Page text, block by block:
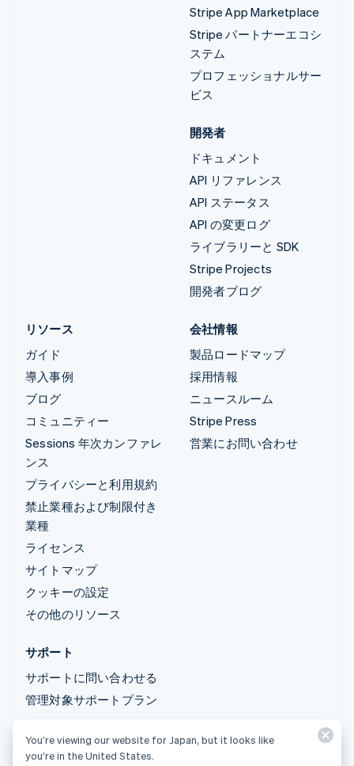
Stripe App Marketplace
Stripe パートナーエコシ
ステム
プロフェッショナルサー
ビス
開発者
ドキュメント
API リファレンス
API ステータス
API の変更ログ
ライブラリーと SDK
Stripe Projects
開発者ブログ
リソース
ガイド
導入事例
ブログ
コミュニティー
Sessions 年次カンファレ
ンス
プライバシーと利用規約
禁止業種および制限付き
業種
ライセンス
サイトマップ
クッキーの設定
その他のリソース
会社情報
製品ロードマップ
採用情報
ニュースルーム
Stripe Press
営業にお問い合わせ
サポート
サポートに問い合わせる
管理対象サポートプラン
© 2026 Stripe, LLC
You’re viewing our website for Japan, but it looks like
you’re in the United States.